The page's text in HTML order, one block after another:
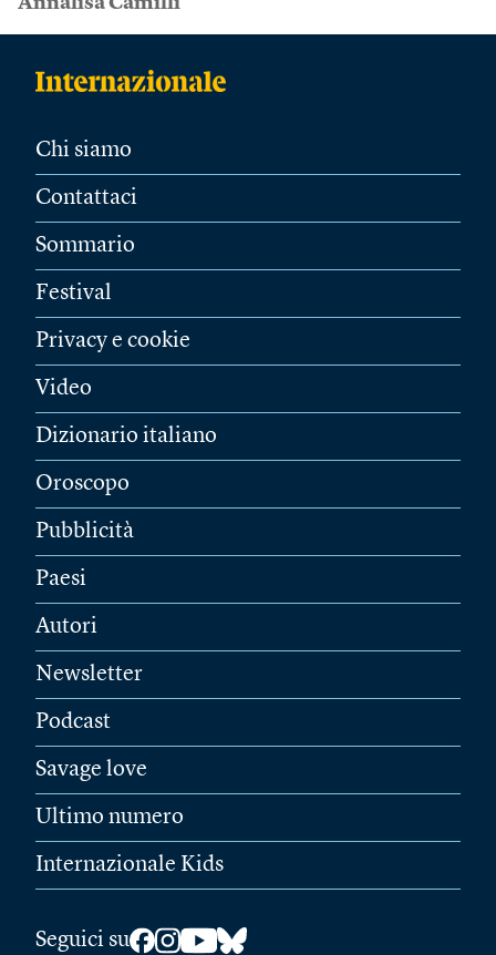
Chi siamo
Contattaci
Sommario
Festival
Privacy e cookie
Video
Dizionario italiano
Oroscopo
Pubblicità
Paesi
Autori
Newsletter
Podcast
Savage love
Ultimo numero
Internazionale Kids
Seguici su